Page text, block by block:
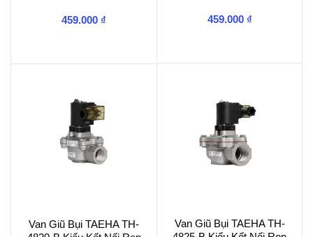
459.000 ₫ 459.000 ₫
Van Giũ Bụi TAEHA TH-
Van Giũ Bụi TAEHA TH-